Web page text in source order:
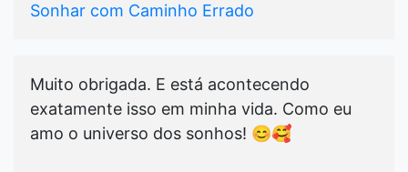
Sonhar com Caminho Errado
Muito obrigada. E está acontecendo
exatamente isso em minha vida. Como eu
amo o universo dos sonhos! 😊🥰